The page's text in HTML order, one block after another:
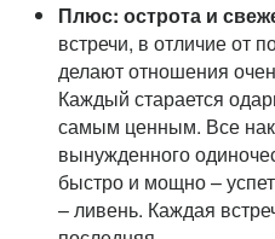
Плюс: острота и
встречи, в отличие от
делают отношения
Каждый старается
самым ценным. Все
вынужденного
быстро и мощно –
– ливень. Каждая